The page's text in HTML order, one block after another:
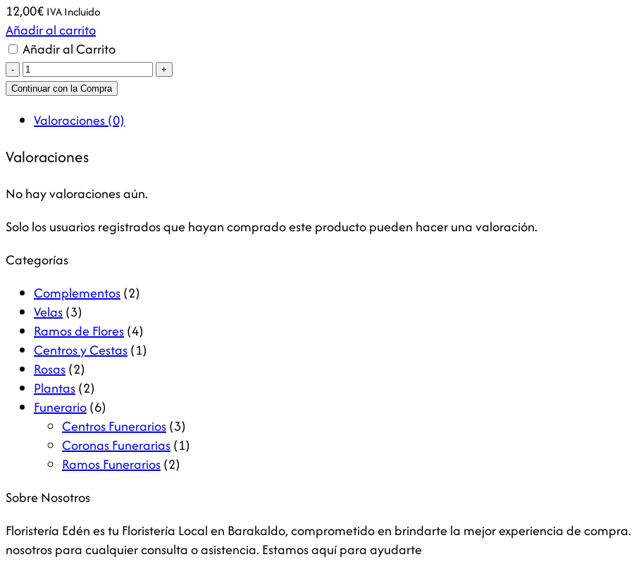
12,00€ IVA Incluido
Añadir al carrito
Añadir al Carrito
Jarrón
cantidad
Continuar con la Compra
Valoraciones (0)
Valoraciones
No hay valoraciones aún.
Solo los usuarios registrados que hayan comprado este producto pueden hacer una valoración.
Categorías
Complementos(2)
Velas(3)
Ramos de Flores(4)
Centros y Cestas(1)
Rosas(2)
Plantas(2)
Funerario(6)
Centros Funerarios(3)
Coronas Funerarias(1)
Ramos Funerarios(2)
Sobre Nosotros
Floristería Edén es tu Floristería Local en Barakaldo, comprometido en brindarte la mejor experiencia de
nosotros para cualquier consulta o asistencia. Estamos aquí para ayudarte